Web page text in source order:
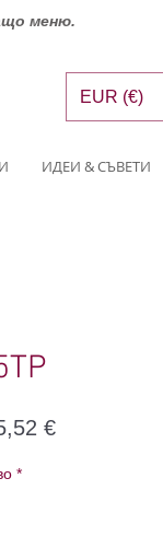
меню.
ИДЕИ & СЪВЕТИ
EUR (€)
€Продажна
*